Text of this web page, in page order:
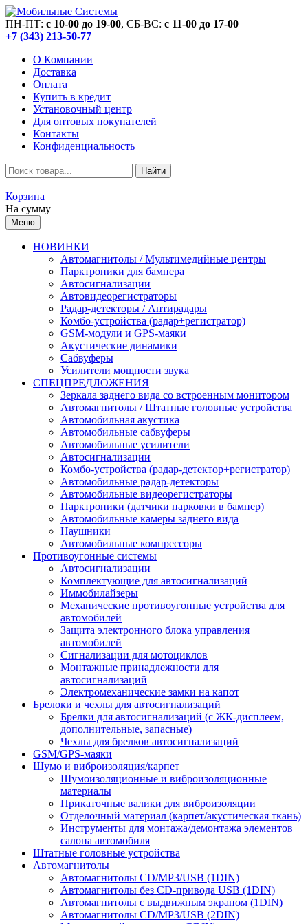
ПН-ПТ: c 10-00 до 19-00, СБ-ВС: c 11-00 до 17-00
+7 (343) 213-50-77
О Компании
Доставка
Оплата
Купить в кредит
Установочный центр
Для оптовых покупателей
Контакты
Конфиденциальность
Найти
Корзина
На сумму
Меню
НОВИНКИ
Автомагнитолы / Мультимедийные центры
Парктроники для бампера
Автосигнализации
Автовидеорегистраторы
Радар-детекторы / Антирадары
Комбо-устройства (радар+регистратор)
GSM-модули и GPS-маяки
Акустические динамики
Сабвуферы
Усилители мощности звука
СПЕЦПРЕДЛОЖЕНИЯ
Зеркала заднего вида со встроенным монитором
Автомагнитолы / Штатные головные устройства
Автомобильная акустика
Автомобильные сабвуферы
Автомобильные усилители
Автосигнализации
Комбо-устройства (радар-детектор+регистратор)
Автомобильные радар-детекторы
Автомобильные видеорегистраторы
Парктроники (датчики парковки в бампер)
Автомобильные камеры заднего вида
Наушники
Автомобильные компрессоры
Противоугонные системы
Автосигнализации
Комплектующие для автосигнализаций
Иммобилайзеры
Механические противоугонные устройства для
автомобилей
Защита электронного блока управления
автомобилей
Сигнализации для мотоциклов
Монтажные принадлежности для
автосигнализаций
Электромеханические замки на капот
Брелоки и чехлы для автосигнализаций
Брелки для автосигнализаций (с ЖК-дисплеем,
дополнительные, запасные)
Чехлы для брелков автосигнализаций
GSM/GPS-маяки
Шумо и виброизоляция/карпет
Шумоизоляционные и виброизоляционные
материалы
Прикаточные валики для виброизоляции
Отделочный материал (карпет/акустическая ткань)
Инструменты для монтажа/демонтажа элементов
салона автомобиля
Штатные головные устройства
Автомагнитолы
Автомагнитолы CD/MP3/USB (1DIN)
Автомагнитолы без CD-привода USB (1DIN)
Автомагнитолы с выдвижным экраном (1DIN)
Автомагнитолы CD/MP3/USB (2DIN)